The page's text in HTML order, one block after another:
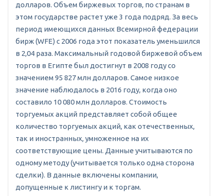
долларов. Объем биржевых торгов, по странам в
этом государстве растет уже 3 года подряд. За весь
период имеющихся данных Всемирной федерации
бирж (WFE) с 2006 года этот показатель уменьшился
в 2,04 раза. Максимальный годовой биржевой объем
торгов в Египте был достигнут в 2008 году со
значением 95 827 млн долларов. Самое низкое
значение наблюдалось в 2016 году, когда оно
составило 10 080 млн долларов. Стоимость
торгуемых акций представляет собой общее
количество торгуемых акций, как отечественных,
так и иностранных, умноженное на их
соответствующие цены. Данные учитываются по
одному методу (учитывается только одна сторона
сделки). В данные включены компании,
допущенные к листингу и к торгам.